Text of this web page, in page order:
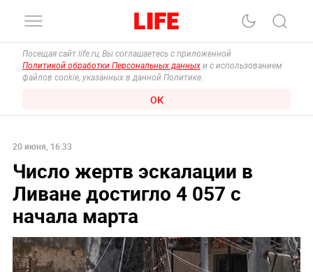
Посещая сайт life.ru, Вы соглашаетесь с приложенной
Политикой обработки Персональных данных и с использованием
файлов cookie, указанных в данной Политике.
ОК
20 июня, 16:33
Число жертв эскалации в
Ливане достигло 4 057 с
начала марта